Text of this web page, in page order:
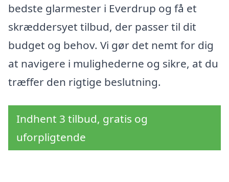
bedste glarmester i Everdrup og få et
skræddersyet tilbud, der passer til dit
budget og behov. Vi gør det nemt for dig
at navigere i mulighederne og sikre, at du
træffer den rigtige beslutning.
Indhent 3 tilbud, gratis og
uforpligtende